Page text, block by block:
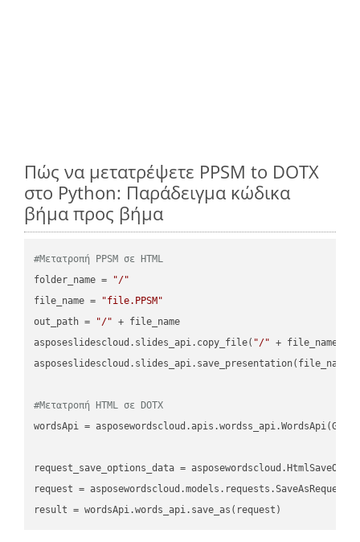
Πώς να μετατρέψετε PPSM to DOTX
στο Python: Παράδειγμα κώδικα
βήμα προς βήμα
#Μετατροπή PPSM σε HTML
folder_name =
"/"
file_name =
"file.PPSM"
out_path =
"/" + file_name
asposeslidescloud.slides_api.copy_file( "/" + file_name,
#Μετατροπή HTML σε DOTX
wordsApi =
request_save_options_data =
request =